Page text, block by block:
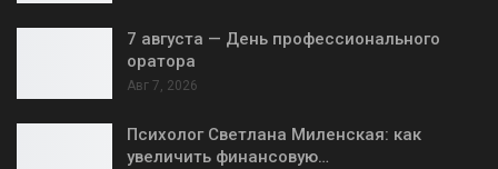
7 августа — День профессионального
оратора
Авг 7, 2026
Психолог Светлана Миленская: как
увеличить финансовую…